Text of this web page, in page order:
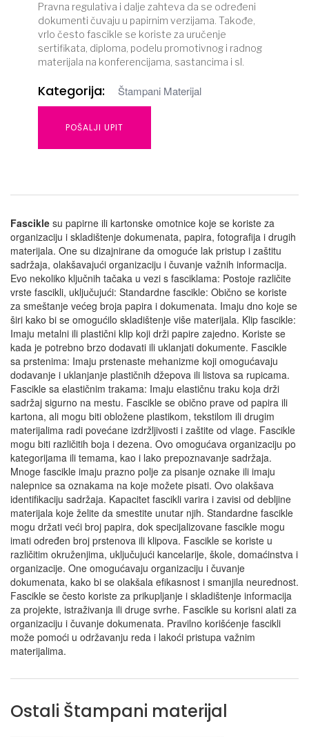
Pravna regulativa i dalje zahteva da se određeni
dokumenti čuvaju u papirnim verzijama. Takođe,
vrlo često fascikle se koriste za uručenje
sertifikata, diploma, podelu promotivnog i radnog
materijala na konferencijama, sastancima i sl.
Kategorija: Štampani Materijal
POŠALJI UPIT
Fascikle su papirne ili kartonske omotnice koje se koriste za
organizaciju i skladištenje dokumenata, papira, fotografija i drugih
materijala. One su dizajnirane da omoguće lak pristup i zaštitu
sadržaja, olakšavajući organizaciju i čuvanje važnih informacija.
Evo nekoliko ključnih tačaka u vezi s fasciklama: Postoje različite
vrste fascikli, uključujući: Standardne fascikle: Obično se koriste
za smeštanje većeg broja papira i dokumenata. Imaju dno koje se
širi kako bi se omogućilo skladištenje više materijala. Klip fascikle:
Imaju metalni ili plastični klip koji drži papire zajedno. Koriste se
kada je potrebno brzo dodavati ili uklanjati dokumente. Fascikle
sa prstenima: Imaju prstenaste mehanizme koji omogućavaju
dodavanje i uklanjanje plastičnih džepova ili listova sa rupicama.
Fascikle sa elastičnim trakama: Imaju elastičnu traku koja drži
sadržaj sigurno na mestu. Fascikle se obično prave od papira ili
kartona, ali mogu biti obložene plastikom, tekstilom ili drugim
materijalima radi povećane izdržljivosti i zaštite od vlage. Fascikle
mogu biti različitih boja i dezena. Ovo omogućava organizaciju po
kategorijama ili temama, kao i lako prepoznavanje sadržaja.
Mnoge fascikle imaju prazno polje za pisanje oznake ili imaju
nalepnice sa oznakama na koje možete pisati. Ovo olakšava
identifikaciju sadržaja. Kapacitet fascikli varira i zavisi od debljine
materijala koje želite da smestite unutar njih. Standardne fascikle
mogu držati veći broj papira, dok specijalizovane fascikle mogu
imati određen broj prstenova ili klipova. Fascikle se koriste u
različitim okruženjima, uključujući kancelarije, škole, domaćinstva i
organizacije. One omogućavaju organizaciju i čuvanje
dokumenata, kako bi se olakšala efikasnost i smanjila neurednost.
Fascikle se često koriste za prikupljanje i skladištenje informacija
za projekte, istraživanja ili druge svrhe. Fascikle su korisni alati za
organizaciju i čuvanje dokumenata. Pravilno korišćenje fascikli
može pomoći u održavanju reda i lakoći pristupa važnim
materijalima.
Ostali Štampani materijal